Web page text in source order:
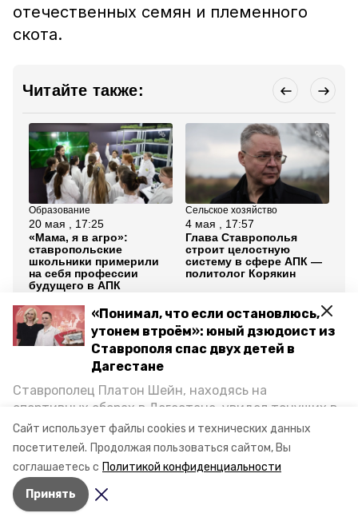
Сайт использует файлы cookies и технических данных
посетителей. Продолжая пользоваться сайтом, Вы
соглашаетесь с Политикой конфиденциальности
Принять
«Понимал, что если остановлюсь,
утонем втроём»: юный дзюдоист из
Ставрополя спас двух детей в
Дагестане
Ставрополец Платон Шейн, находясь на
спортивных сборах в Дегестане, увидел тонущих в
Каспийском море детей и бросился на помощь. По
возвращении домой, отважного мальчика
пригласили в министерство образования края и
наградили. Корреспондент «Победы26» пообщался
с юным героем.
отечественных семян и племенного
скота.
Читайте также:
Образование
20 мая , 17:25
«Мама, я в агро»:
ставропольские
школьники примерили
на себя профессии
будущего в АПК
Сельское хозяйство
4 мая , 17:57
Глава Ставрополья
строит целостную
систему в сфере АПК —
политолог Корякин
Все новости
ставропольский край
губернатор владимир владимиров
ежегодное послание
Авторы: Кристина Кузёма